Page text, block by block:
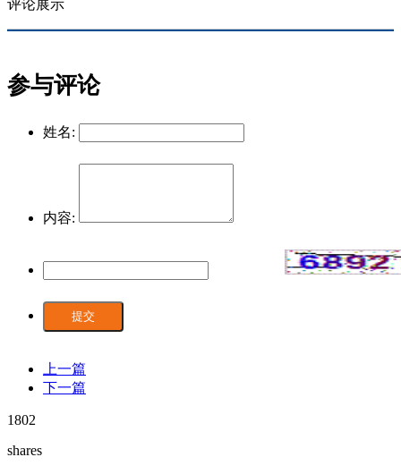
评论展示
参与评论
姓名:
内容:
提交
上一篇
下一篇
1802
shares